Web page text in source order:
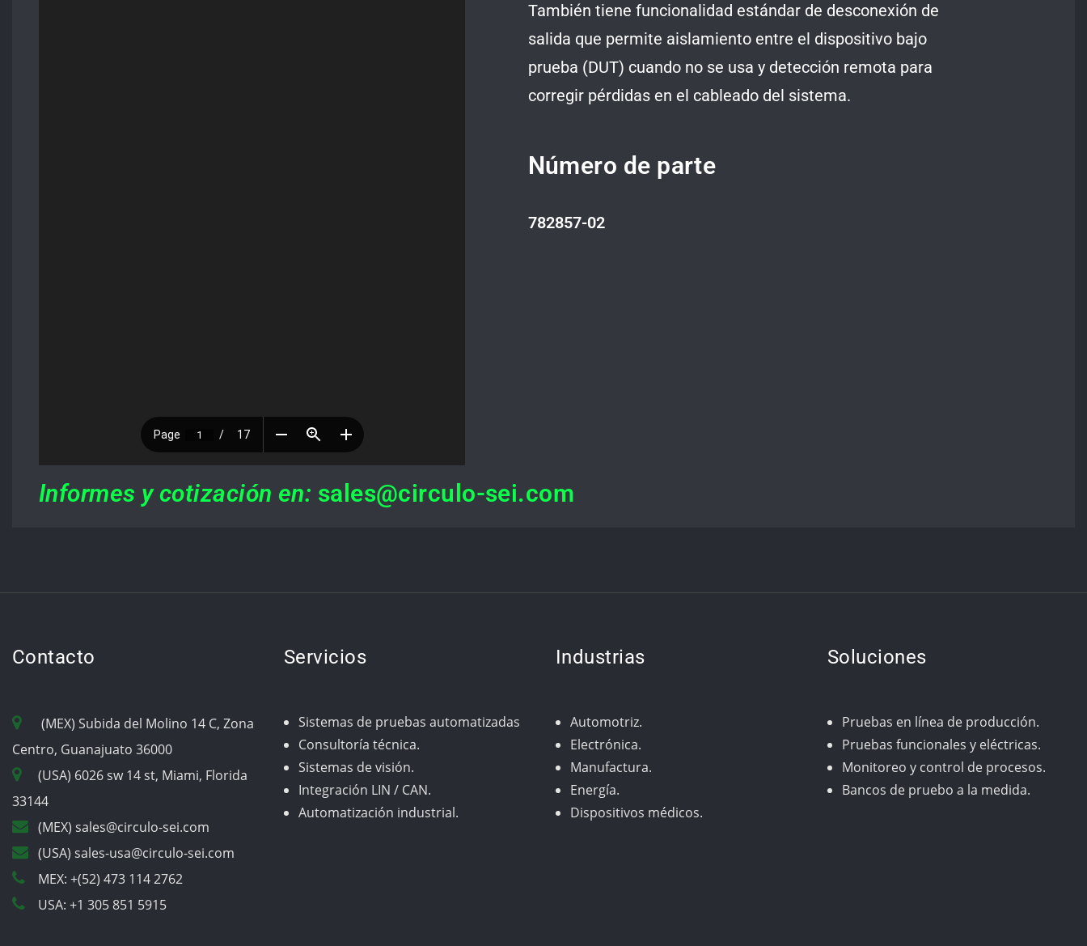
También tiene funcionalidad estándar de desconexión de
salida que permite aislamiento entre el dispositivo bajo
prueba (DUT) cuando no se usa y detección remota para
corregir pérdidas en el cableado del sistema.
Número de parte
782857-02
Informes y cotización en: sales@circulo-sei.com
Contacto
(MEX) Subida del Molino 14 C, Zona
Centro, Guanajuato 36000
(USA) 6026 sw 14 st, Miami, Florida
33144
(MEX) sales@circulo-sei.com
(USA) sales-usa@circulo-sei.com
MEX: +(52) 473 114 2762
USA: +1 305 851 5915
Servicios
Sistemas de pruebas automatizadas
Consultoría técnica.
Sistemas de visión.
Integración LIN / CAN.
Automatización industrial.
Industrias
Automotriz.
Electrónica.
Manufactura.
Energía.
Dispositivos médicos.
Soluciones
Pruebas en línea de producción.
Pruebas funcionales y eléctricas.
Monitoreo y control de procesos.
Bancos de pruebo a la medida.